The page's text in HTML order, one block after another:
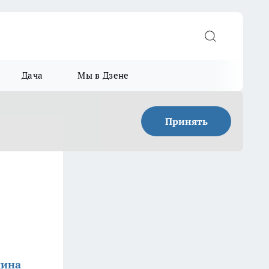
Дача Мы в Дзене
Принять